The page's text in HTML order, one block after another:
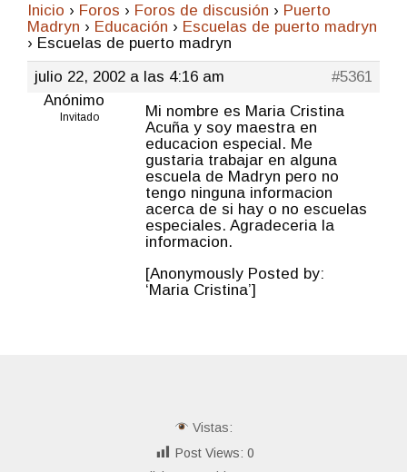
Inicio › Foros › Foros de discusión › Puerto
Madryn › Educación › Escuelas de puerto madryn
› Escuelas de puerto madryn
julio 22, 2002 a las 4:16 am
#5361
Anónimo
Invitado
Mi nombre es Maria Cristina
Acuña y soy maestra en
educacion especial. Me
gustaria trabajar en alguna
escuela de Madryn pero no
tengo ninguna informacion
acerca de si hay o no escuelas
especiales. Agradeceria la
informacion.
[Anonymously Posted by:
‘Maria Cristina’]
Vistas:
Post Views: 0